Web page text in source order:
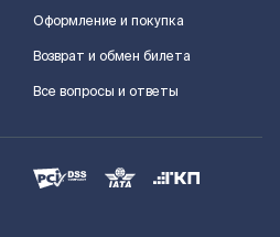
Оформление и покупка
Возврат и обмен билета
Все вопросы и ответы